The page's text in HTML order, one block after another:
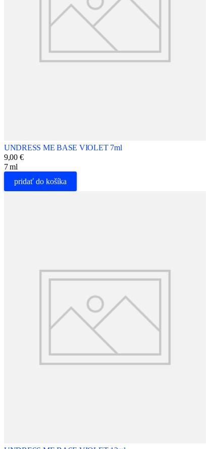
UNDRESS ME BASE VIOLET 7ml
9,00 €
7 ml
pridať do košíka